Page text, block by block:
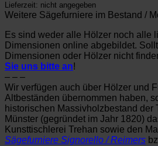
Lieferzeit: nicht angegeben
Weitere Sägefurniere im Bestand /
Es sind weder alle Hölzer noch alle
Dimensionen online abgebildet.
Dimensionen oder Hölzer nicht
Sie uns bitte an!
– – –
Wir verfügen auch über Hölzer und
Altbeständen übernommen haben,
historischen Massivholzbestand der
Münster (gegründet im Jahr 1820)
Kunsttischlerei Trehan sowie den
Sägefurniere Signorello / Reimers